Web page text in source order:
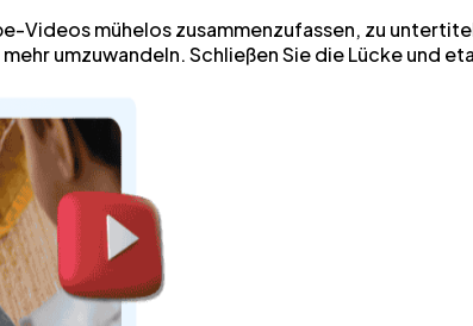
Videos mühelos zusammenzufassen, zu
umzuwandeln. Schließen Sie die Lücke und